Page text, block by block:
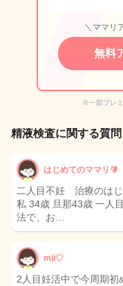
＼ママリ
無料
※一部プレ
精液検査に関する質問
はじめてのママリ🔰
二人目不妊 治療のはじ
私 34歳 旦那43歳 一人
法で、お…
mii♡
2人目妊活中で今周期初